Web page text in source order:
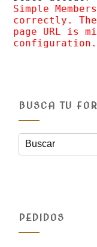
Simple
correctly.
page URL is
BUSCA TU
PEDIDOS